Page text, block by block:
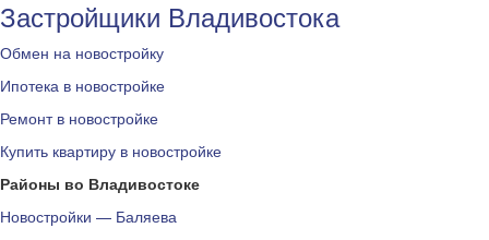
Застройщики Владивостока
Обмен на новостройку
Ипотека в новостройке
Ремонт в новостройке
Купить квартиру в новостройке
Районы во Владивостоке
Новостройки — Баляева